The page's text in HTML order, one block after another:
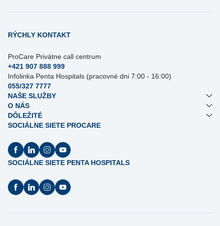
RÝCHLY KONTAKT
ProCare Privátne call centrum
+421 907 888 999
Infolinka Penta Hospitals (pracovné dni 7:00 - 16:00)
055/327 7777
NAŠE SLUŽBY
O NÁS
DÔLEŽITÉ
SOCIÁLNE SIETE PROCARE
SOCIÁLNE SIETE PENTA HOSPITALS